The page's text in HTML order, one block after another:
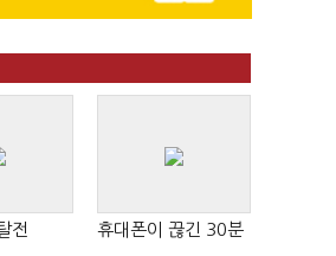
전 휴대폰이 끊긴 30분